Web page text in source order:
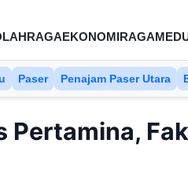
EKONOMIRAGAM
Paser Penajam Paser Utara
Pertamina,